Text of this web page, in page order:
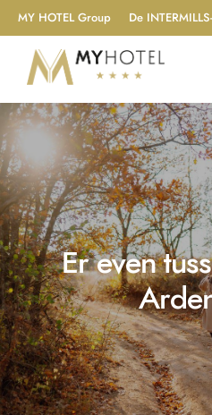
MY HOTEL Group De
Er even